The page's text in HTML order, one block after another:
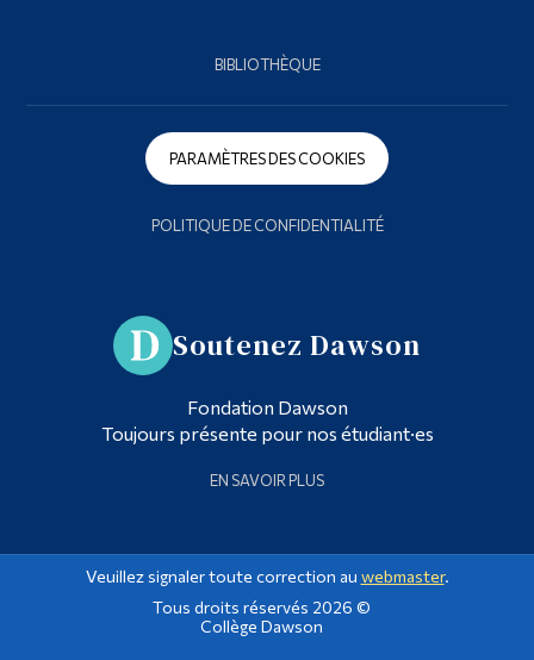
BIBLIOTHÈQUE
PARAMÈTRES DES COOKIES
POLITIQUE DE CONFIDENTIALITÉ
Soutenez Dawson
Fondation Dawson
Toujours présente pour nos étudiant·es
EN SAVOIR PLUS
Veuillez signaler toute correction au webmaster.
Tous droits réservés 2026 ©
Collège Dawson